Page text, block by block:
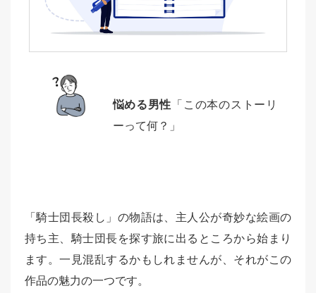
悩める男性 「この本のストーリ
ーって何？」
「騎士団長殺し」の物語は、主人公が奇妙な絵画の
持ち主、騎士団長を探す旅に出るところから始まり
ます。一見混乱するかもしれませんが、それがこの
作品の魅力の一つです。